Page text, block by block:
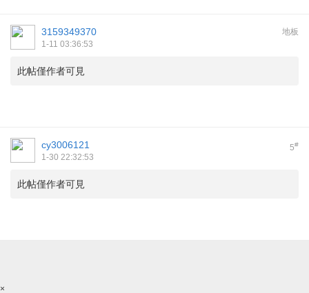
地板
3159349370
1-11 03:36:53
此帖僅作者可見
5#
cy3006121
1-30 22:32:53
此帖僅作者可見
×